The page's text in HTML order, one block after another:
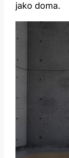
jako doma.